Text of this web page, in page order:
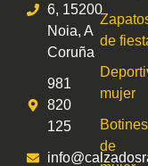
6, 15200
Noia, A
Coruña
981
820
125
de
mujer
Botines
de